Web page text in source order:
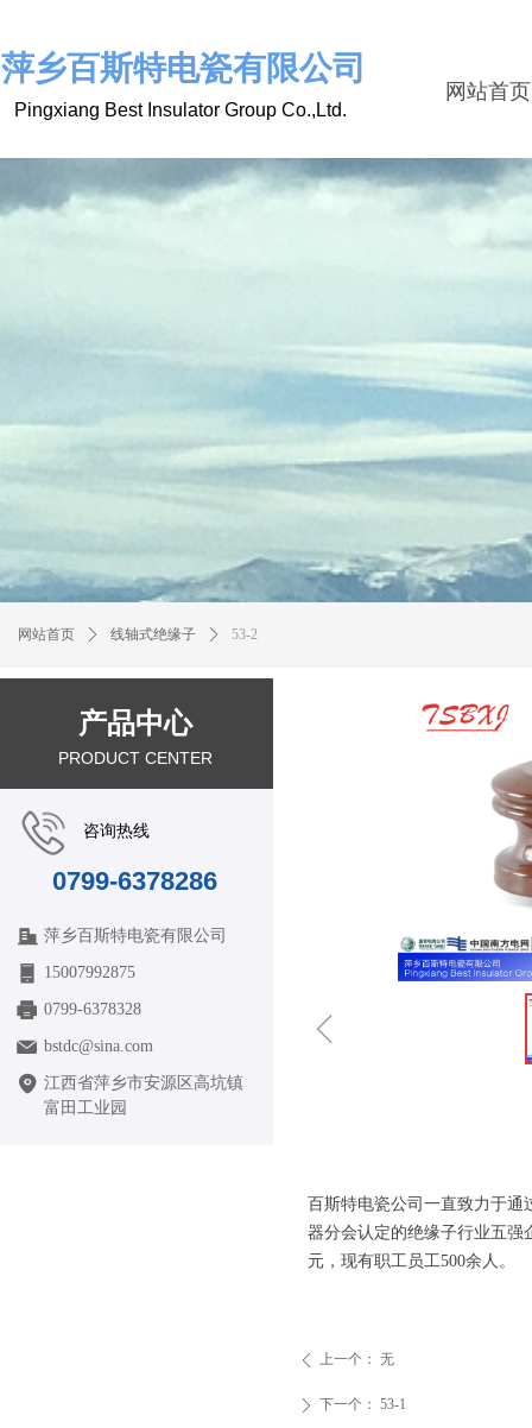
网站首页
萍乡百斯特电瓷有限公司
Pingxiang Best Insulator Group Co.,Ltd.
网站首页 ꄲ 线轴式绝缘子 ꄲ 53-2
产品中心
PRODUCT CENTER
咨询热线
0799-6378286
萍乡百斯特电瓷有限公司
15007992875
0799-6378328
bstdc@sina.com
江西省萍乡市安源区高坑镇
富田工业园
百斯特电瓷公司一直致力于
器分会认定的绝缘子行业五强
元，现有职工员工500余人。
ꁆ
ꄴ 上一个： 无
ꄲ 下一个： 53-1